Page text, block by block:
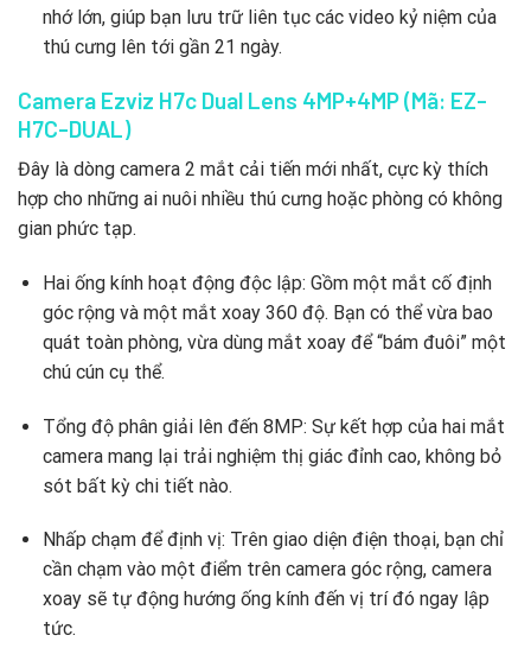
nhớ lớn, giúp bạn lưu trữ liên tục các video kỷ niệm của
thú cưng lên tới gần 21 ngày.
Camera Ezviz H7c Dual Lens 4MP+4MP (Mã: EZ-
H7C-DUAL)
Đây là dòng camera 2 mắt cải tiến mới nhất, cực kỳ thích
hợp cho những ai nuôi nhiều thú cưng hoặc phòng có không
gian phức tạp.
Hai ống kính hoạt động độc lập: Gồm một mắt cố định
góc rộng và một mắt xoay 360 độ. Bạn có thể vừa bao
quát toàn phòng, vừa dùng mắt xoay để “bám đuôi” một
chú cún cụ thể.
Tổng độ phân giải lên đến 8MP: Sự kết hợp của hai mắt
camera mang lại trải nghiệm thị giác đỉnh cao, không bỏ
sót bất kỳ chi tiết nào.
Nhấp chạm để định vị: Trên giao diện điện thoại, bạn chỉ
cần chạm vào một điểm trên camera góc rộng, camera
xoay sẽ tự động hướng ống kính đến vị trí đó ngay lập
tức.